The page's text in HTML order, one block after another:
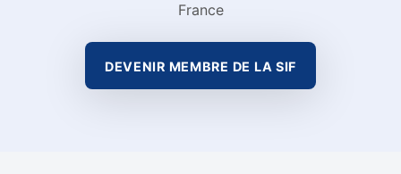
France
DEVENIR MEMBRE DE LA SIF